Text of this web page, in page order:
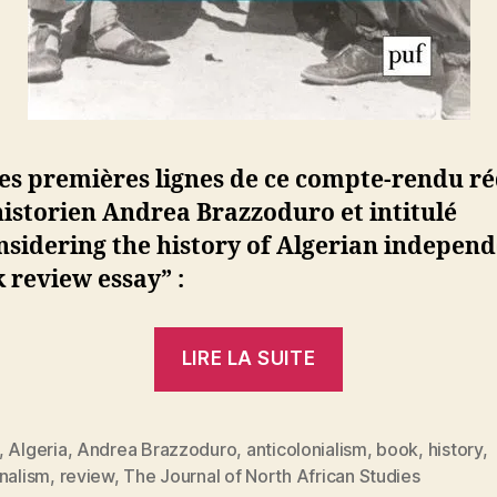
premières lignes de ce compte-rendu
Andrea Brazzoduro et intitulé
the history of Algerian
review essay” :
LIRE LA SUITE
histoire
de
, Algeria, Andrea Brazzoduro, anticolonialism, book, history,
, review, The Journal of North African Studies